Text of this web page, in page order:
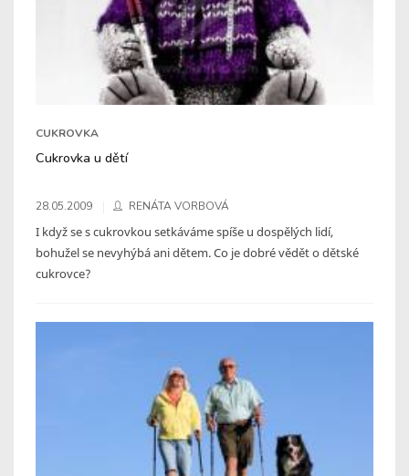
CUKROVKA
Cukrovka u dětí
28.05.2009 RENÁTA VORBOVÁ
I když se s cukrovkou setkáváme spíše u dospělých lidí,
bohužel se nevyhýbá ani dětem. Co je dobré vědět o dětské
cukrovce?